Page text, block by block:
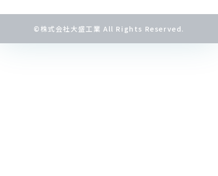
©株式会社大盛工業 All Rights Reserved.